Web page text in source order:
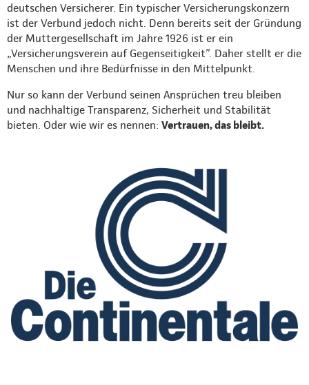
deutschen Versicherer. Ein typischer Versicherungskonzern
ist der Verbund jedoch nicht. Denn bereits seit der Gründung
der Muttergesellschaft im Jahre 1926 ist er ein
„Versicherungsverein auf Gegenseitigkeit”. Daher stellt er die
Menschen und ihre Bedürfnisse in den Mittelpunkt.
Nur so kann der Verbund seinen Ansprüchen treu bleiben
und nachhaltige Transparenz, Sicherheit und Stabilität
bieten. Oder wie wir es nennen: Vertrauen, das bleibt.